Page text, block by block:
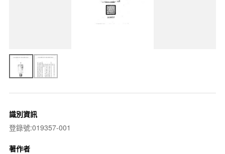
識別資訊
登錄號:019357-001
著作者